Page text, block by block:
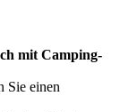
fast alle
ab.
möglich zu den
Kalahari, Fish
mit Camping-
Sie einen